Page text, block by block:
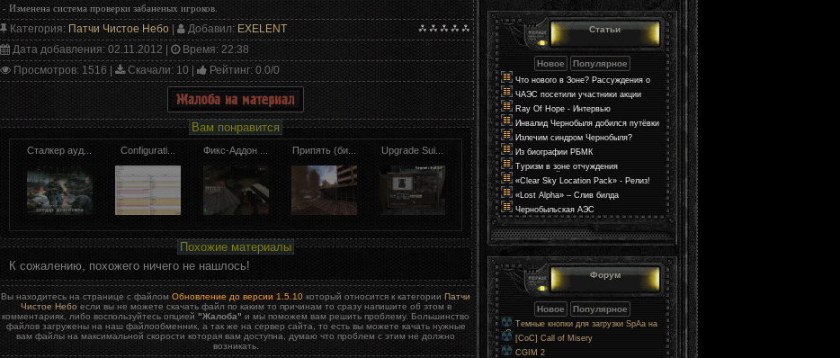
- Изменена система проверки забаненых игроков.
Категория: Патчи Чистое Небо | Добавил: EXELENT
Дата добавления: 02.11.2012 | Время: 22:38
Просмотров: 1516 | Скачали: 10 | Рейтинг: 0.0/0
Вам понравится
Сталкер ауд... Configurati... Фикс-Аддон ... Припять (би... Upgrade Sui...
Похожие материалы
К сожалению, похожего ничего не нашлось!
Вы находитесь на странице с файлом Обновление до версии 1.5.10 который относится к категории Патчи
Чистое Небо если вы не можете скачать файл по каким то причинам то сразу напишите об этом в
комментариях, либо воспользуйтесь опцией "Жалоба" и мы поможем вам решить проблему. Большинство
файлов загружены на наш файлообменник, а так же на сервер сайта, то есть вы можете качать нужные
вам файлы на максимальной скорости которая вам доступна, думаю что проблем с этим не должно
возникать.
Статьи
Что нового в Зоне? Рассуждения о
мире в S.T.A.L.K.E.R. 2
ЧАЭС посетили участники акции
«Поезд Единения Украины»
Ray Of Hope - Интервью
Инвалид Чернобыля добился путёвки
через прокуратуру
Излечим синдром Чернобыля?
Из биографии РБМК
Туризм в зоне отчуждения
Чернобыльской АЭС
«Clear Sky Location Pack» - Релиз!
«Lost Alpha» – Слив билда
Чернобыльская АЭС
Форум
Темные кнопки для загрузки SpAa на
uCoz
[CoC] Call of Misery
CGIM 2